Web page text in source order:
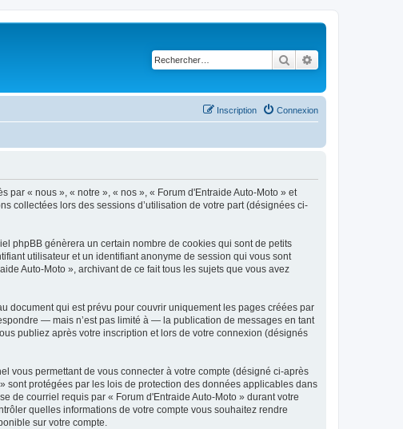
Rechercher
Connexion
Inscription
« nous », « notre », « nos », « Forum d'Entraide Auto-Moto » et
collectées lors des sessions d’utilisation de votre part (désignées ci-
phpBB génèrera un certain nombre de cookies qui sont de petits
utilisateur et un identifiant anonyme de session qui vous sont
Auto-Moto », archivant de ce fait tous les sujets que vous avez
document qui est prévu pour couvrir uniquement les pages créées par
— mais n’est pas limité à — la publication de messages en tant
publiez après votre inscription et lors de votre connexion (désignés
vous permettant de vous connecter à votre compte (désigné ci-après
sont protégées par les lois de protection des données applicables dans
de courriel requis par « Forum d'Entraide Auto-Moto » durant votre
quelles informations de votre compte vous souhaitez rendre
sur votre compte.